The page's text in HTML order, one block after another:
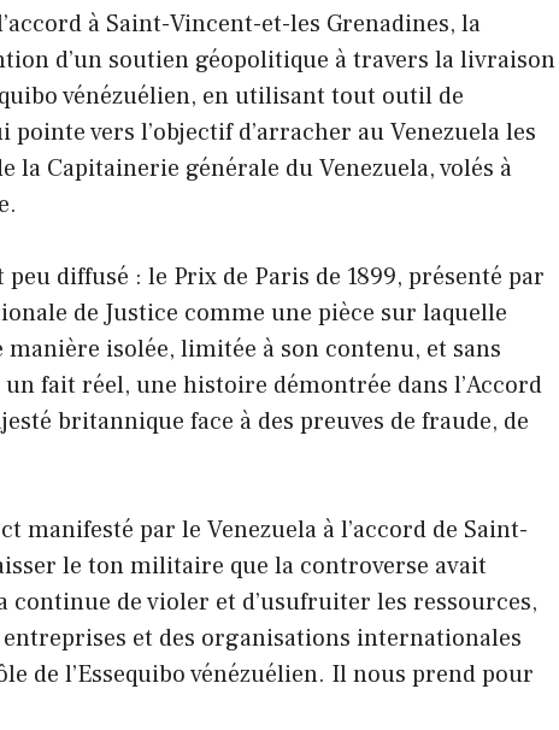
à Saint-Vincent-et-les Grenadines, la
d’un soutien géopolitique à travers la livraison
vénézuélien, en utilisant tout outil de
vers l’objectif d’arracher au Venezuela les
la Capitainerie générale du Venezuela, volés à
diffusé : le Prix de Paris de 1899, présenté par
de Justice comme une pièce sur laquelle
isolée, limitée à son contenu, et sans
fait réel, une histoire démontrée dans l’Accord
britannique face à des preuves de fraude, de
manifesté par le Venezuela à l’accord de Saint-
le ton militaire que la controverse avait
continue de violer et d’usufruiter les ressources,
et des organisations internationales
de l’Essequibo vénézuélien. Il nous prend pour